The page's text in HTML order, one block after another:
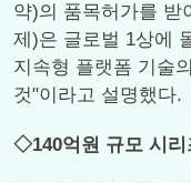
약)의 품목허가를 받
제)은 글로벌 1상에
지속형 플랫폼 기술
것"이라고 설명했다.
◇140억원 규모 시리